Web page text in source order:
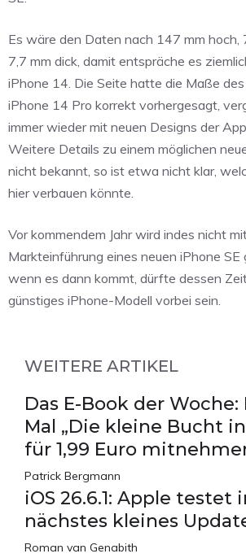
Es wäre den Daten nach 147 mm hoch,
7,7 mm dick, damit entspräche es
iPhone 14. Die Seite hatte die Maße
iPhone 14 Pro korrekt vorhergesagt,
immer wieder mit neuen Designs der
Weitere Details zu einem möglichen
nicht bekannt, so ist etwa nicht klar,
hier verbauen könnte.
Vor kommendem Jahr wird indes nicht
Markteinführung eines neuen iPhone SE
wenn es dann kommt, dürfte dessen
günstiges iPhone-Modell vorbei sein.
WEITERE ARTIKEL
Das E-Book der Woche:
Mal „Die kleine Bucht
für 1,99 Euro
Patrick Bergmann
iOS 26.6.1: Apple testet
nächstes kleines
Roman van Genabith